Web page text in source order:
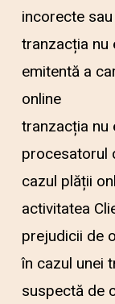
incorecte
tranzacția nu
emitentă a
online
tranzacția nu
procesatorul
cazul plății
activitatea
prejudicii de
în cazul unei
suspectă de